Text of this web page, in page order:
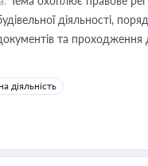
діяльності,
та
діяльність